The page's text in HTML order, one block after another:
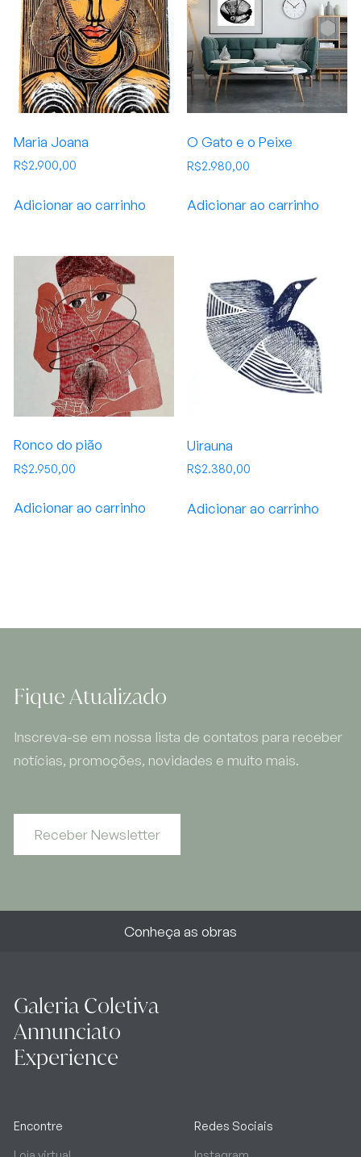
Maria Joana
R$2.900,00
Adicionar ao carrinho
O Gato e o Peixe
R$2.980,00
Adicionar ao carrinho
Ronco do pião
R$2.950,00
Adicionar ao carrinho
Uirauna
R$2.380,00
Adicionar ao carrinho
Fique Atualizado
Inscreva-se em nossa lista de contatos para receber
notícias, promoções, novidades e muito mais.
Receber Newsletter
Conheça as obras
Galeria Coletiva
Annunciato
Experience
Encontre Redes Sociais